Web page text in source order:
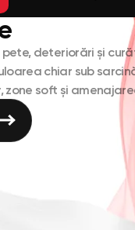
deteriorări și
chiar sub
zone soft și